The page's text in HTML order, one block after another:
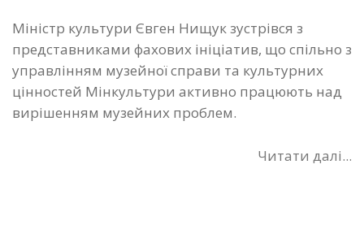
Міністр культури Євген Нищук зустрівся з
представниками фахових ініціатив, що спільно з
управлінням музейної справи та культурних
цінностей Мінкультури активно працюють над
вирішенням музейних проблем.
Читати далі...